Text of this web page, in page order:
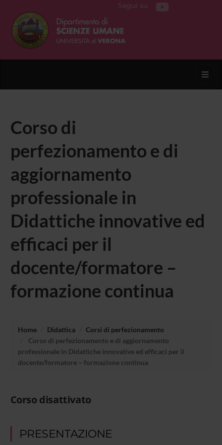
Segui su
Corso di
perfezionamento e di
aggiornamento
professionale in
Didattiche innovative ed
efficaci per il
docente/formatore –
formazione continua
Home Didattica
Corsi di perfezionamento
Corso di perfezionamento e di aggiornamento
professionale in Didattiche innovative ed efficaci per il
docente/formatore – formazione continua
Corso disattivato
PRESENTAZIONE